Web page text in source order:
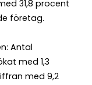
31,8 procent
företag.
Antal
med 1,3
med 9,2